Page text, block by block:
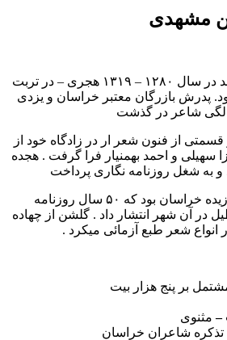
مشهدی
علی اکبر فرزند حاج محمد در سال ۱۲۸۰ – ۱۳۱۹ هجری – در تربت
پدرش بازرگان معتبر خراسان و یزدی
شاعر در گذشت
از فنون شعر ار در زادگاه خود از
سهیلی و احمد بهمنیار فرا گرفت . هجده
و به شغل روزنامه نگاری پرداخت
بود که ۵۰ سال روزنامه
در آن شهر انتشار داد . گلشن از چهاده
شعر طبع آزمائی میکرد .
بر پنج هزار بیت
– مثنوی
تذکره شاعران خراسان